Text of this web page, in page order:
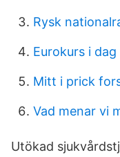
Rysk
Eurokurs i dag
Mitt i prick
Vad menar vi
Utökad